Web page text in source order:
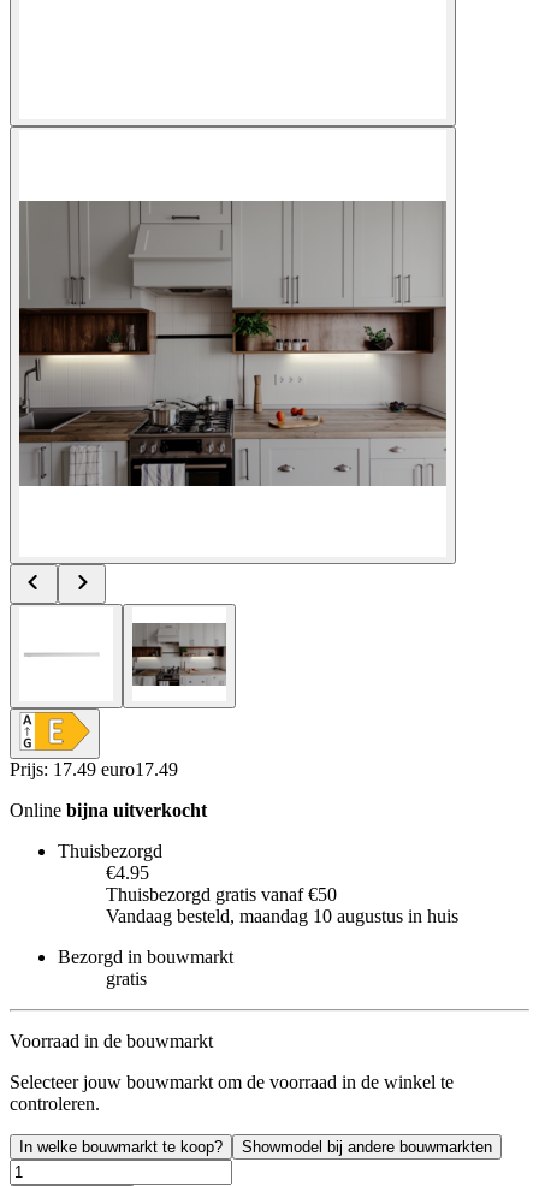
Prijs: 17.49 euro17.49
Online bijna uitverkocht
Thuisbezorgd
€4.95
Thuisbezorgd gratis vanaf €50
Vandaag besteld, maandag 10 augustus in huis
Bezorgd in bouwmarkt
gratis
Voorraad in de bouwmarkt
Selecteer jouw bouwmarkt om de voorraad in de winkel te
controleren.
In welke bouwmarkt te koop? Showmodel bij andere bouwmarkten